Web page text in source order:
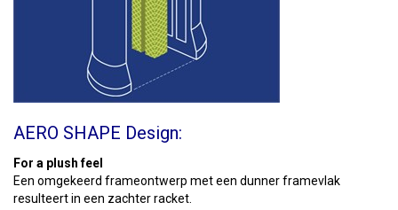
AERO SHAPE Design:
For a plush feel
Een omgekeerd frameontwerp met een dunner framevlak
resulteert in een zachter racket.